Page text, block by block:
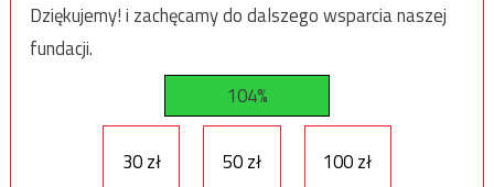
Dziękujemy! i zachęcamy do dalszego wsparcia naszej
fundacji.
104%
30 zł 50 zł 100 zł